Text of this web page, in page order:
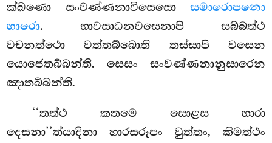
ක්ඛණො සංවණ්ණනාවිසෙසො සමාරොපනො
හාරො. භාවසාධනවසෙනාපි සබ්බත්ථ
වචනත්ථො වත්තබ්බොති තස්සාපි වසෙන
යොජෙතබ්බන්ති. සෙසං සංවණ්ණනානුසාරෙන
ඤාතබ්බන්ති.
‘‘තත්ථ කතමෙ සොළස හාරා
දෙසනා’’ත්යාදිනා හාරසරූපං වුත්තං, කිමත්ථං